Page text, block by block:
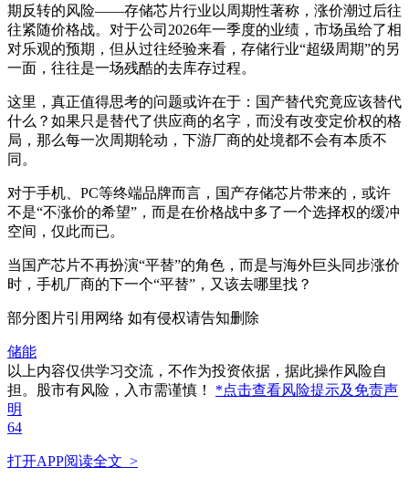
期反转的风险——存储芯片行业以周期性著称，涨价潮过后往
往紧随价格战。对于公司2026年一季度的业绩，市场虽给了相
对乐观的预期，但从过往经验来看，存储行业“超级周期”的另
一面，往往是一场残酷的去库存过程。
这里，真正值得思考的问题或许在于：国产替代究竟应该替代
什么？如果只是替代了供应商的名字，而没有改变定价权的格
局，那么每一次周期轮动，下游厂商的处境都不会有本质不
同。
对于手机、PC等终端品牌而言，国产存储芯片带来的，或许
不是“不涨价的希望”，而是在价格战中多了一个选择权的缓冲
空间，仅此而已。
当国产芯片不再扮演“平替”的角色，而是与海外巨头同步涨价
时，手机厂商的下一个“平替”，又该去哪里找？
部分图片引用网络 如有侵权请告知删除
储能
以上内容仅供学习交流，不作为投资依据，据此操作风险自
担。股市有风险，入市需谨慎！ *点击查看风险提示及免责声
明
64
打开APP阅读全文 >